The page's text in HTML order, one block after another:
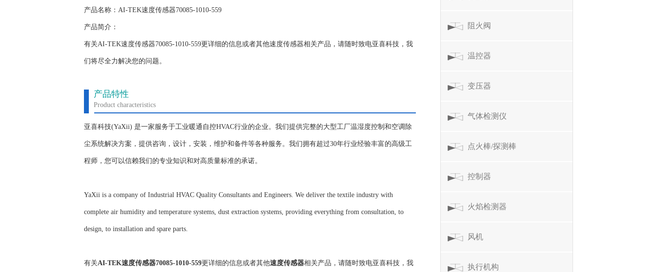
产品名称：AI-TEK速度传感器70085-1010-559
产品简介：
有关AI-TEK速度传感器70085-1010-559更详细的信息或者其他速度传感器相关产品，请随时致电亚喜科技，我
们将尽全力解决您的问题。
产品特性
Product characteristics
亚喜科技(YaXii) 是一家服务于工业暖通自控HVAC行业的企业。我们提供完整的大型工厂温湿度控制和空调除
尘系统解决方案，提供咨询，设计，安装，维护和备件等各种服务。我们拥有超过30年行业经验丰富的高级工
程师，您可以信赖我们的专业知识和对高质量标准的承诺。
YaXii is a company of Industrial HVAC Quality Consultants and Engineers. We deliver the textile industry with
complete air humidity and temperature systems, dust extraction systems, providing everything from consultation, to
design, to installation and spare parts.
有关AI-TEK速度传感器70085-1010-559更详细的信息或者其他速度传感器相关产品，请随时致电亚喜科技，我
阻火阀
温控器
变压器
气体检测仪
点火棒/探测棒
控制器
火焰检测器
风机
执行机构